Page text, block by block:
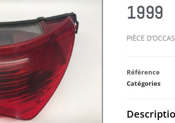
1999
PIÈCE
Référence
Catégories